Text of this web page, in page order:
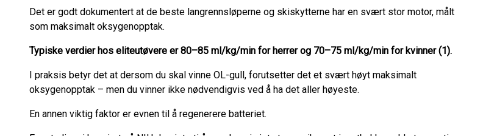
Det er godt dokumentert at de beste langrennsløperne og skiskytterne har en svært stor motor, målt
som maksimalt oksygenopptak.
Typiske verdier hos eliteutøvere er 80–85 ml/kg/min for herrer og 70–75 ml/kg/min for kvinner (1).
I praksis betyr det at dersom du skal vinne OL-gull, forutsetter det et svært høyt maksimalt
oksygenopptak – men du vinner ikke nødvendigvis ved å ha det aller høyeste.
En annen viktig faktor er evnen til å regenerere batteriet.